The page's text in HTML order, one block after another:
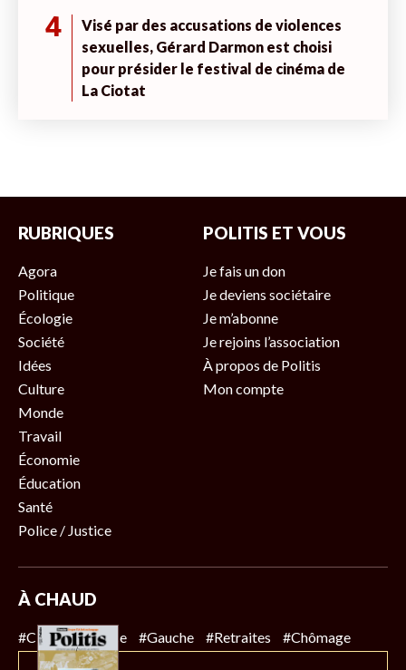
4
Visé par des accusations de violences
sexuelles, Gérard Darmon est choisi
pour présider le festival de cinéma de
La Ciotat
RUBRIQUES
Agora
Politique
Écologie
Société
Idées
Culture
Monde
Travail
Économie
Éducation
Santé
Police / Justice
POLITIS ET VOUS
Je fais un don
Je deviens sociétaire
Je m’abonne
Je rejoins l’association
À propos de Politis
Mon compte
À CHAUD
#Climat #Police #Gauche #Retraites #Chômage